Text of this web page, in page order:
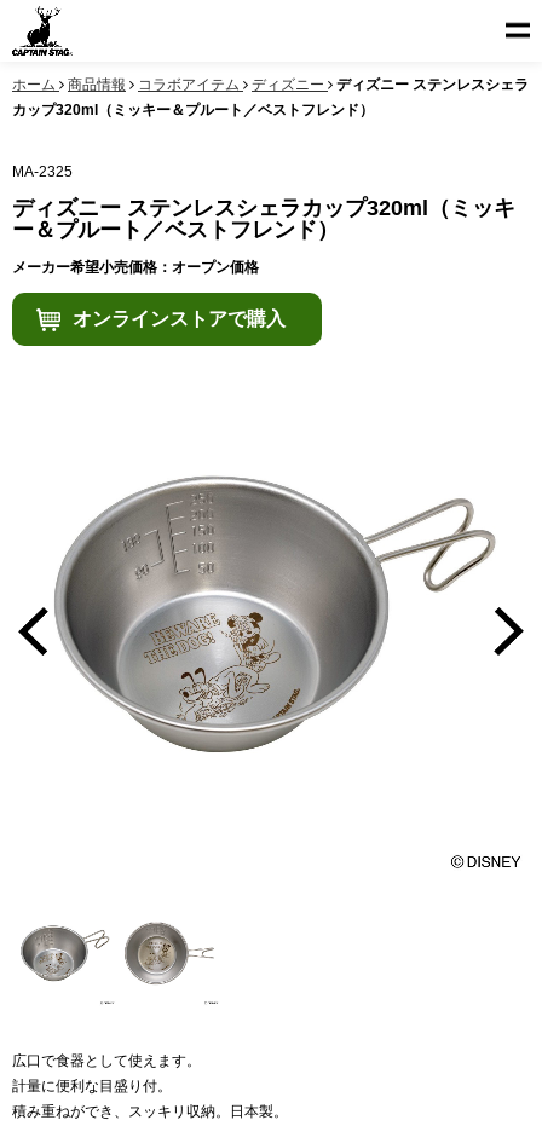
ホーム 商品情報 コラボアイテム ディズニー
ディズニー ステンレスシェラ
カップ320ml（ミッキー＆プルート／ベストフレンド）
MA-2325
ディズニー ステンレスシェラカップ320ml（ミッキ
ー＆プルート／ベストフレンド）
メーカー希望小売価格：オープン価格
オンラインストアで購入
広口で食器として使えます。
計量に便利な目盛り付。
積み重ねができ、スッキリ収納。日本製。